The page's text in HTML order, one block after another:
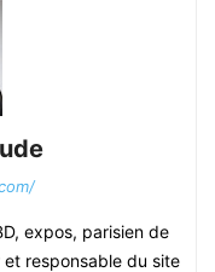
expos, parisien de
responsable du site